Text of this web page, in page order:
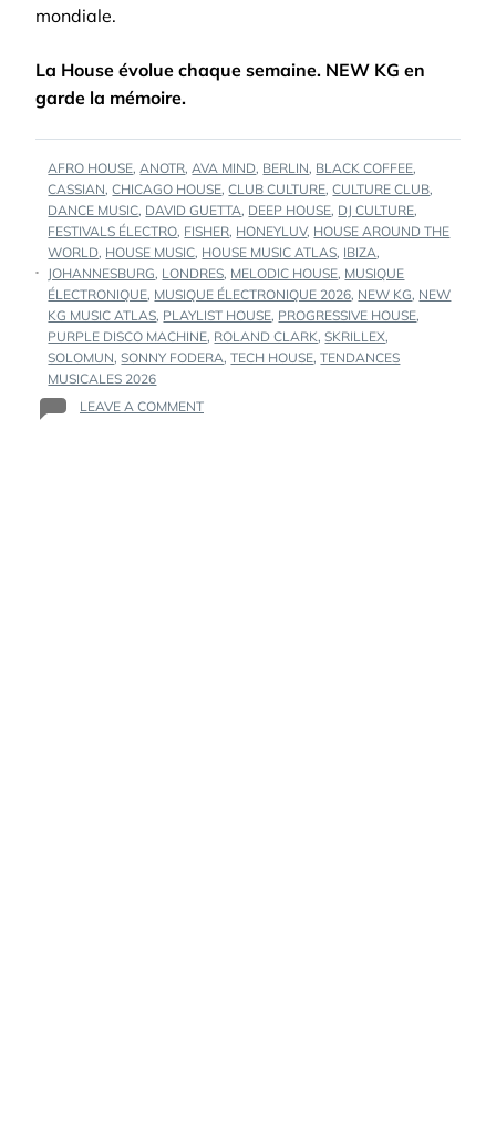
mondiale.
La House évolue chaque semaine. NEW KG en
garde la mémoire.
TAGS
:
AFRO HOUSE, ANOTR, AVA MIND, BERLIN, BLACK COFFEE,
CASSIAN,CHICAGO HOUSE,CLUB CULTURE,CULTURE CLUB,
DANCE MUSIC, DAVID GUETTA, DEEP HOUSE, DJ CULTURE,
FESTIVALS ÉLECTRO, FISHER, HONEYLUV, HOUSE AROUND THE
WORLD, HOUSE MUSIC, HOUSE MUSIC ATLAS, IBIZA,
JOHANNESBURG, LONDRES, MELODIC HOUSE, MUSIQUE
ÉLECTRONIQUE, MUSIQUE ÉLECTRONIQUE 2026, NEW KG, NEW
KG MUSIC ATLAS, PLAYLIST HOUSE, PROGRESSIVE HOUSE,
PURPLE DISCO MACHINE, ROLAND CLARK,SKRILLEX,
SOLOMUN,SONNY FODERA,TECH HOUSE,TENDANCES
MUSICALES 2026
LEAVE A COMMENTON